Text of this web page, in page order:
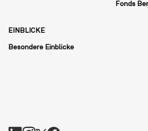
Fonds
EINBLICKE
Besondere Einblicke